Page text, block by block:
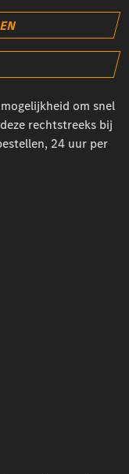
om snel
rechtstreeks bij
24 uur per